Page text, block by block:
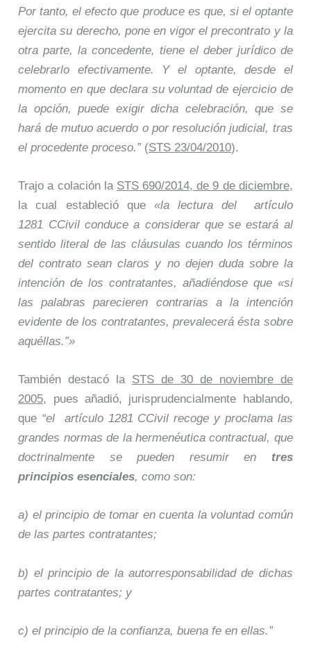
Por tanto, el efecto que produce es que, si el optante
ejercita su derecho, pone en vigor el precontrato y la
otra parte, la concedente, tiene el deber jurídico de
celebrarlo efectivamente. Y el optante, desde el
momento en que declara su voluntad de ejercicio de
la opción, puede exigir dicha celebración, que se
hará de mutuo acuerdo o por resolución judicial, tras
el procedente proceso.”(STS 23/04/2010).
Trajo a colación la STS 690/2014, de 9 de diciembre,
la cual estableció que «la lectura del artículo
1281 CCivil conduce a considerar que se estará al
sentido literal de las cláusulas cuando los términos
del contrato sean claros y no dejen duda sobre la
intención de los contratantes, añadiéndose que «si
las palabras parecieren contrarias a la intención
evidente de los contratantes, prevalecerá ésta sobre
aquéllas.”»
También destacó la STS de 30 de noviembre de
2005, pues añadió, jurisprudencialmente hablando,
que “el artículo 1281 CCivil recoge y proclama las
grandes normas de la hermenéutica contractual, que
doctrinalmente se pueden resumir en tres
principios esenciales, como son:
a) el principio de tomar en cuenta la voluntad común
de las partes contratantes;
b) el principio de la autorresponsabilidad de dichas
partes contratantes; y
c) el principio de la confianza, buena fe en ellas.”